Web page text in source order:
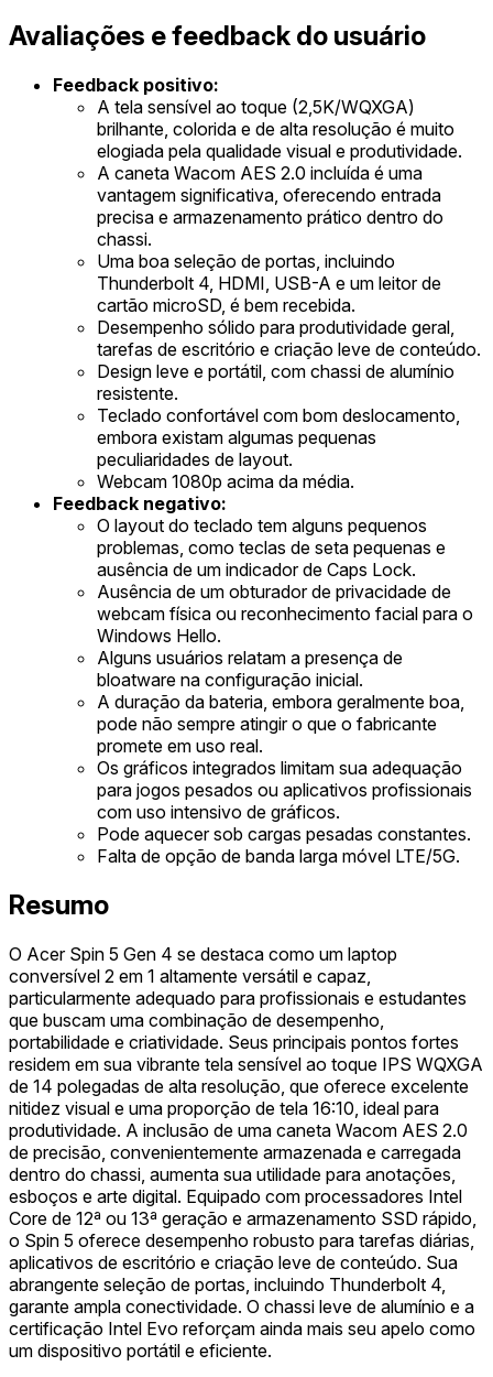
Avaliações e feedback do usuário
Feedback positivo:
A tela sensível ao toque (2,5K/WQXGA)
brilhante, colorida e de alta resolução é muito
elogiada pela qualidade visual e produtividade.
A caneta Wacom AES 2.0 incluída é uma
vantagem significativa, oferecendo entrada
precisa e armazenamento prático dentro do
chassi.
Uma boa seleção de portas, incluindo
Thunderbolt 4, HDMI, USB-A e um leitor de
cartão microSD, é bem recebida.
Desempenho sólido para produtividade geral,
tarefas de escritório e criação leve de conteúdo.
Design leve e portátil, com chassi de alumínio
resistente.
Teclado confortável com bom deslocamento,
embora existam algumas pequenas
peculiaridades de layout.
Webcam 1080p acima da média.
Feedback negativo:
O layout do teclado tem alguns pequenos
problemas, como teclas de seta pequenas e
ausência de um indicador de Caps Lock.
Ausência de um obturador de privacidade de
webcam física ou reconhecimento facial para o
Windows Hello.
Alguns usuários relatam a presença de
bloatware na configuração inicial.
A duração da bateria, embora geralmente boa,
pode não sempre atingir o que o fabricante
promete em uso real.
Os gráficos integrados limitam sua adequação
para jogos pesados ou aplicativos profissionais
com uso intensivo de gráficos.
Pode aquecer sob cargas pesadas constantes.
Falta de opção de banda larga móvel LTE/5G.
Resumo
O Acer Spin 5 Gen 4 se destaca como um laptop
conversível 2 em 1 altamente versátil e capaz,
particularmente adequado para profissionais e estudantes
que buscam uma combinação de desempenho,
portabilidade e criatividade. Seus principais pontos fortes
residem em sua vibrante tela sensível ao toque IPS WQXGA
de 14 polegadas de alta resolução, que oferece excelente
nitidez visual e uma proporção de tela 16:10, ideal para
produtividade. A inclusão de uma caneta Wacom AES 2.0
de precisão, convenientemente armazenada e carregada
dentro do chassi, aumenta sua utilidade para anotações,
esboços e arte digital. Equipado com processadores Intel
Core de 12ª ou 13ª geração e armazenamento SSD rápido,
o Spin 5 oferece desempenho robusto para tarefas diárias,
aplicativos de escritório e criação leve de conteúdo. Sua
abrangente seleção de portas, incluindo Thunderbolt 4,
garante ampla conectividade. O chassi leve de alumínio e a
certificação Intel Evo reforçam ainda mais seu apelo como
um dispositivo portátil e eficiente.